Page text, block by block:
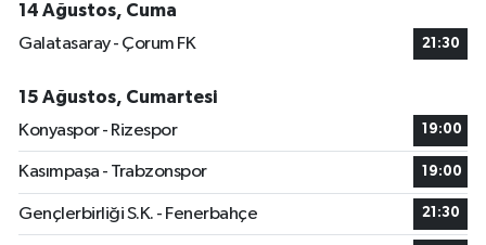
14 Ağustos, Cuma
Galatasaray - Çorum FK
21:30
15 Ağustos, Cumartesi
Konyaspor - Rizespor
19:00
Kasımpaşa - Trabzonspor 19:00
Gençlerbirliği S.K. - Fenerbahçe 21:30